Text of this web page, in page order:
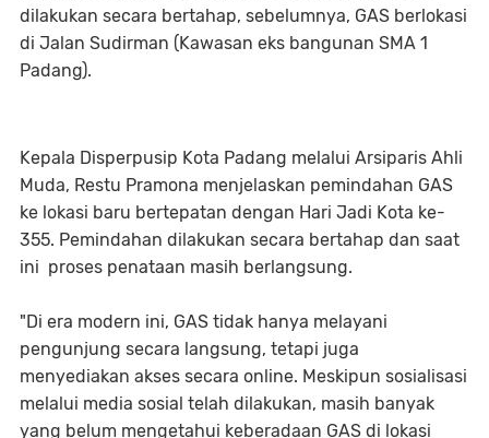
dilakukan secara bertahap, sebelumnya, GAS berlokasi
di Jalan Sudirman (Kawasan eks bangunan SMA 1
Padang).
Kepala Disperpusip Kota Padang melalui Arsiparis Ahli
Muda, Restu Pramona menjelaskan pemindahan GAS
ke lokasi baru bertepatan dengan Hari Jadi Kota ke-
355. Pemindahan dilakukan secara bertahap dan saat
ini proses penataan masih berlangsung.
"Di era modern ini, GAS tidak hanya melayani
pengunjung secara langsung, tetapi juga
menyediakan akses secara online. Meskipun sosialisasi
melalui media sosial telah dilakukan, masih banyak
yang belum mengetahui keberadaan GAS di lokasi